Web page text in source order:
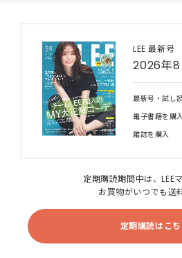
LEE 最新号
2026年8
最新号・試し
電子書籍を購
雑誌を購入
定期購読期間中は、LEE
お買物がいつでも送
定期購読はこ